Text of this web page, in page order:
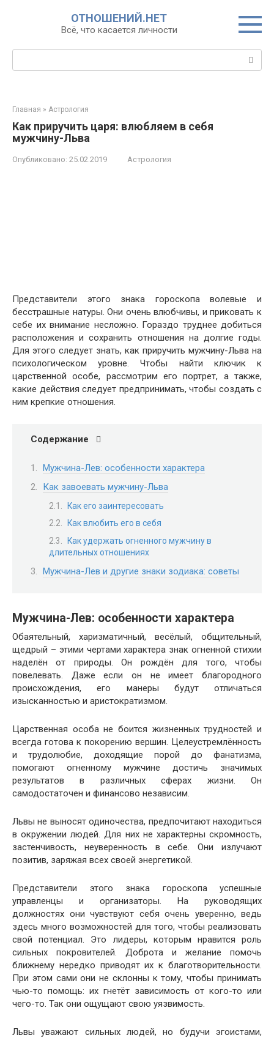
ОТНОШЕНИЙ.НЕТ
Всё, что касается личности
Поиск:
Главная » Астрология
Как приручить царя: влюбляем в себя
мужчину-Льва
Опубликовано: 25.02.2019 Астрология
Представители этого знака гороскопа волевые и
бесстрашные натуры. Они очень влюбчивы, и приковать к
себе их внимание несложно. Гораздо труднее добиться
расположения и сохранить отношения на долгие годы.
Для этого следует знать, как приручить мужчину-Льва на
психологическом уровне. Чтобы найти ключик к
царственной особе, рассмотрим его портрет, а также,
какие действия следует предпринимать, чтобы создать с
ним крепкие отношения.
Содержание
Мужчина-Лев: особенности характера
Как завоевать мужчину-Льва
Как его заинтересовать
Как влюбить его в себя
Как удержать огненного мужчину в
длительных отношениях
Мужчина-Лев и другие знаки зодиака: советы
Мужчина-Лев: особенности характера
Обаятельный, харизматичный, весёлый, общительный,
щедрый – этими чертами характера знак огненной стихии
наделён от природы. Он рождён для того, чтобы
повелевать. Даже если он не имеет благородного
происхождения, его манеры будут отличаться
изысканностью и аристократизмом.
Царственная особа не боится жизненных трудностей и
всегда готова к покорению вершин. Целеустремлённость
и трудолюбие, доходящие порой до фанатизма,
помогают огненному мужчине достичь значимых
результатов в различных сферах жизни. Он
самодостаточен и финансово независим.
Львы не выносят одиночества, предпочитают находиться
в окружении людей. Для них не характерны скромность,
застенчивость, неуверенность в себе. Они излучают
позитив, заряжая всех своей энергетикой.
Представители этого знака гороскопа успешные
управленцы и организаторы. На руководящих
должностях они чувствуют себя очень уверенно, ведь
здесь много возможностей для того, чтобы реализовать
свой потенциал. Это лидеры, которым нравится роль
сильных покровителей. Доброта и желание помочь
ближнему нередко приводят их к благотворительности.
При этом сами они не склонны к тому, чтобы принимать
чью-то помощь: их гнетёт зависимость от кого-то или
чего-то. Так они ощущают свою уязвимость.
Львы уважают сильных людей, но будучи эгоистами,